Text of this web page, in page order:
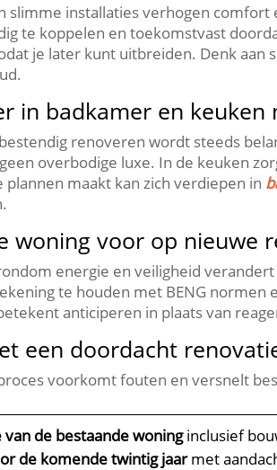
slimme installaties verhogen
te koppelen en toekomstvast
je later kunt uitbreiden.​ Denk
in badkamer en
renoveren wordt steeds
overbodige luxe.​ In de keuken
maakt kan zich verdiepen in
woning voor op nieuwe
energie en veiligheid
te houden met BENG
anticiperen in plaats van
een doordacht
voorkomt fouten en versnelt
van de bestaande woninginclusief
de komende twintig jaarmet